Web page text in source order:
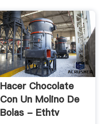
Hacer Chocolate
Con Un Molino De
Bolas - Ethtv